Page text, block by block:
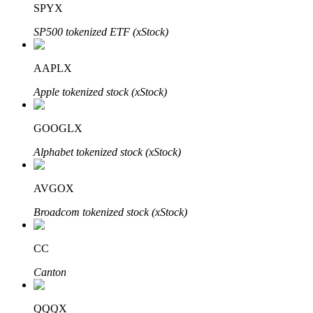
BTR-vergrendelingen
Exclusieve beleggingen voor BTR-houders
Leningen
SPYX
SP500 tokenized ETF (xStock)
AAPLX
Apple tokenized stock (xStock)
GOOGLX
Alphabet tokenized stock (xStock)
AVGOX
Broadcom tokenized stock (xStock)
CC
Canton
QQQX